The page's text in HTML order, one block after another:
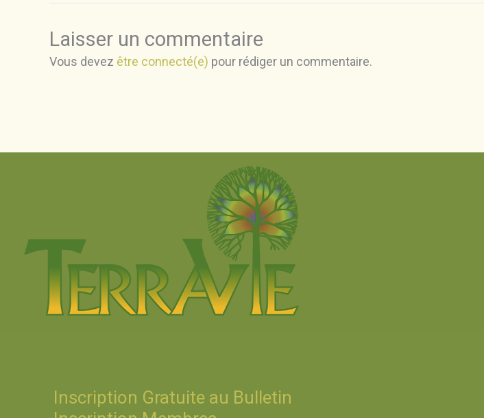
Laisser un commentaire
Vous devez être connecté(e) pour rédiger un commentaire.
Inscription Gratuite au Bulletin